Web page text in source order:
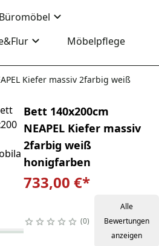
Büromöbel
Möbelpflege
Kiefer massiv 2farbig weiß
Bett 140x200cm
NEAPEL Kiefer massiv
2farbig weiß
honigfarben
733,00 €*
0
Alle
Bewertungen
anzeigen